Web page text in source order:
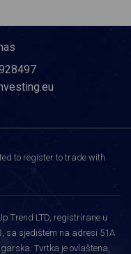
to register to trade with
Trend LTD, registrirane u
sa sjedištem na adresi 51A
Tvrtka je ovlaštena,